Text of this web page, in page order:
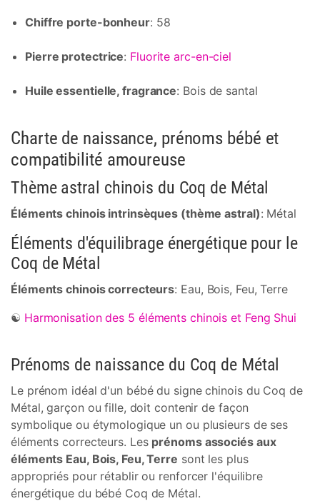
Chiffre porte-bonheur: 58
Pierre protectrice: Fluorite arc-en-ciel
Huile essentielle, fragrance: Bois de santal
Charte de naissance, prénoms bébé et
compatibilité amoureuse
Thème astral chinois du Coq de Métal
Éléments chinois intrinsèques (thème astral): Métal
Éléments d'équilibrage énergétique pour le
Coq de Métal
Éléments chinois correcteurs: Eau, Bois, Feu, Terre
☯ Harmonisation des 5 éléments chinois et Feng Shui
Prénoms de naissance du Coq de Métal
Le prénom idéal d'un bébé du signe chinois du Coq de
Métal, garçon ou fille, doit contenir de façon
symbolique ou étymologique un ou plusieurs de ses
éléments correcteurs. Les prénoms associés aux
éléments Eau, Bois, Feu, Terre sont les plus
appropriés pour rétablir ou renforcer l'équilibre
énergétique du bébé Coq de Métal.